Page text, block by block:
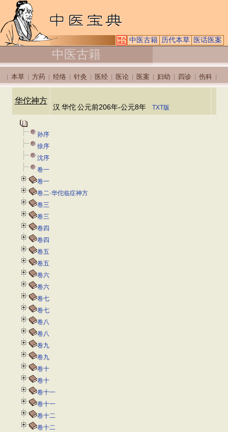
中医古籍 历代本草 医话医案
中医古籍
本草 方药 经络 针灸 医经 医论 医案 妇幼 四诊 伤科
华佗神方
汉 华佗 公元前206年-公元8年 TXT版
孙序
徐序
沈序
卷一
卷一
卷二·华佗临症神方
卷三
卷三
卷四
卷四
卷五
卷五
卷六
卷六
卷七
卷七
卷八
卷八
卷九
卷九
卷十
卷十
卷十一
卷十一
卷十二
卷十二